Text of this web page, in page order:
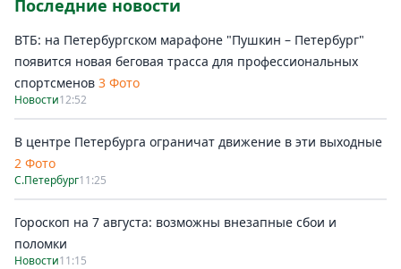
Последние новости
ВТБ: на Петербургском марафоне "Пушкин – Петербург"
появится новая беговая трасса для профессиональных
спортсменов 3 Фото
Новости12:52
В центре Петербурга ограничат движение в эти выходные
2 Фото
С.Петербург11:25
Гороскоп на 7 августа: возможны внезапные сбои и
поломки
Новости11:15